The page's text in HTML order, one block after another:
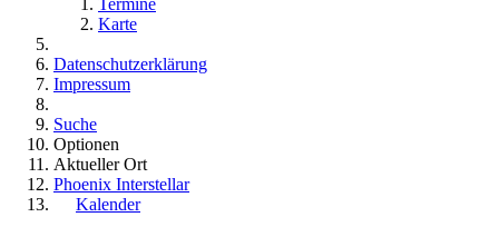
Karte
Datenschutzerklärung
Impressum
Suche
Optionen
Aktueller Ort
Phoenix Interstellar
Kalender